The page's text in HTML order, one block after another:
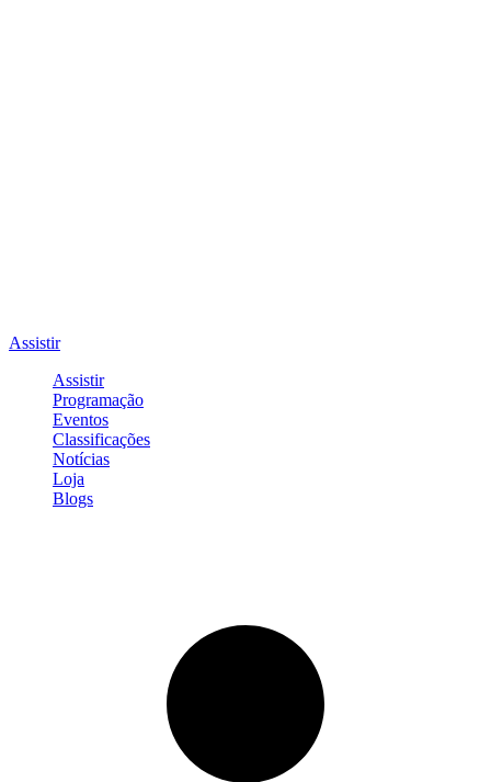
Assistir
Assistir
Programação
Eventos
Classificações
Notícias
Loja
Blogs